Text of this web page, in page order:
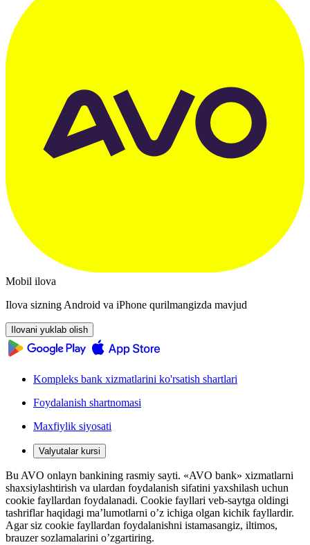
Mobil ilova
Ilova sizning Android va iPhone qurilmangizda mavjud
Ilovani yuklab olish
Kompleks bank xizmatlarini ko'rsatish shartlari
Foydalanish shartnomasi
Maxfiylik siyosati
Valyutalar kursi
Bu AVO onlayn bankining rasmiy sayti. «AVO bank» xizmatlarni
shaxsiylashtirish va ulardan foydalanish sifatini yaxshilash uchun
cookie fayllardan foydalanadi. Cookie fayllari veb-saytga oldingi
tashriflar haqidagi ma’lumotlarni o’z ichiga olgan kichik fayllardir.
Agar siz cookie fayllardan foydalanishni istamasangiz, iltimos,
brauzer sozlamalarini o’zgartiring.